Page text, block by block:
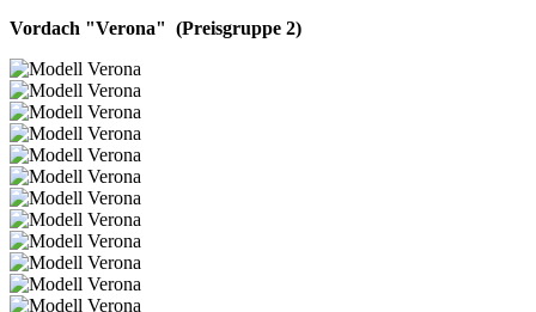
Vordach "Verona" (Preisgruppe 2)